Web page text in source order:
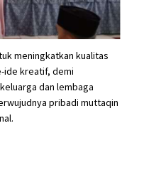
meningkatkan kualitas
ide kreatif, demi
dan lembaga
pribadi muttaqin